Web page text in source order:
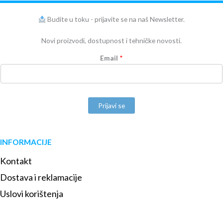
Budite u toku - prijavite se na naš Newsletter.
Novi proizvodi, dostupnost i tehničke novosti.
Email *
Prijavi se
INFORMACIJE
Kontakt
Dostava i reklamacije
Uslovi korištenja